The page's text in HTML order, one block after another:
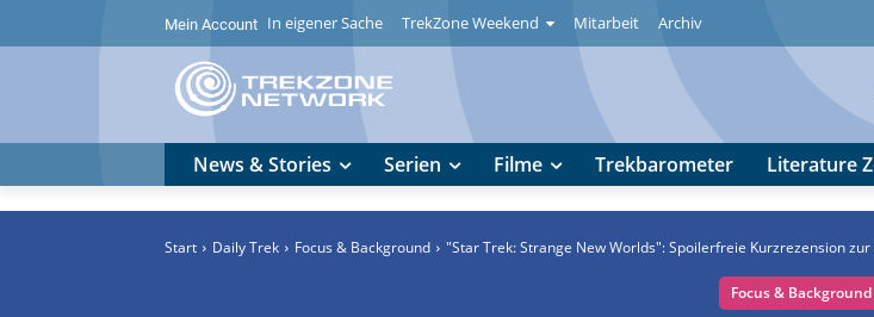
Mein Account In eigener Sache TrekZone Weekend Mitarbeit Archiv
News & Stories Serien Filme Trekbarometer Literature
Start Daily Trek Focus & Background "Star Trek: Strange New Worlds": Spoilerfreie Kurzrezension
Focus & Background